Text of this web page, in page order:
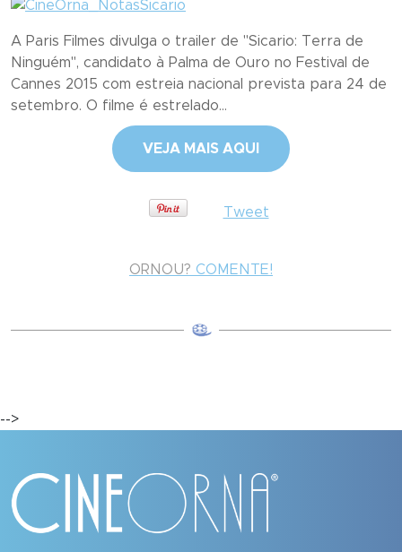
Contato
A Paris Filmes divulga o trailer de "Sicario: Terra de
Ninguém", candidato à Palma de Ouro no Festival de
Cannes 2015 com estreia nacional prevista para 24 de
setembro. O filme é estrelado...
VEJA MAIS AQUI
Tweet
ORNOU? COMENTE!
-->